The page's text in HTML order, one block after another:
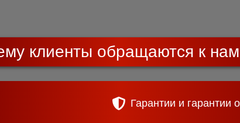
клиенты обращаются к нам
Гарантии и гарантии